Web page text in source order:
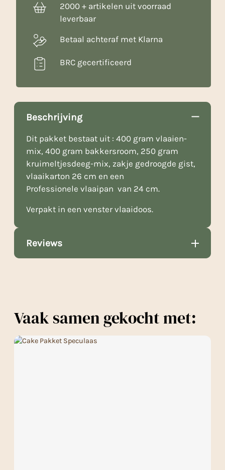
2000 + artikelen uit voorraad
leverbaar
Betaal achteraf met Klarna
BRC gecertificeerd
Beschrijving
Dit pakket bestaat uit : 400 gram vlaaien-
mix, 400 gram bakkersroom, 250 gram
kruimeltjesdeeg-mix, zakje gedroogde gist,
vlaaikarton 26 cm en een
Professionele vlaaipan van 24 cm.
Verpakt in een venster vlaaidoos.
Reviews
Vaak samen gekocht met: